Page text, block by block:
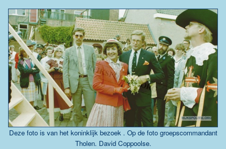
Deze foto is van het koninklijk bezoek . Op de foto groepscommandant
Tholen. David Coppoolse.